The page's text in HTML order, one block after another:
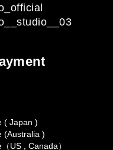
( Japan )
(Australia )
US , Canada）